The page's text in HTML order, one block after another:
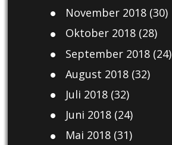
November 2018(30)
Oktober 2018(28)
September 2018(24)
August 2018(32)
Juli 2018(32)
Juni 2018(24)
Mai 2018(31)